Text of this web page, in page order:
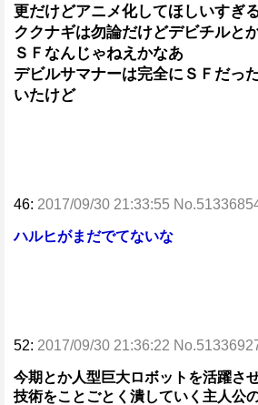
更だけどアニメ化してほしいすぎ
ククナギは勿論だけどデビチルと
ＳＦなんじゃねえかなあ
デビルサマナーは完全にＳＦだっ
いたけど
46: 2017/09/30 21:33:55
ハルヒがまだでてないな
52: 2017/09/30 21:36:22
今期とか人型巨大ロボットを活躍さ
技術をことごとく潰していく主人公